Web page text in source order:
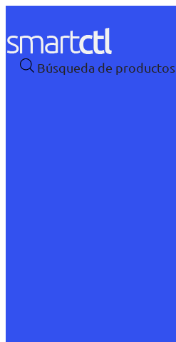
Búsqueda de productos